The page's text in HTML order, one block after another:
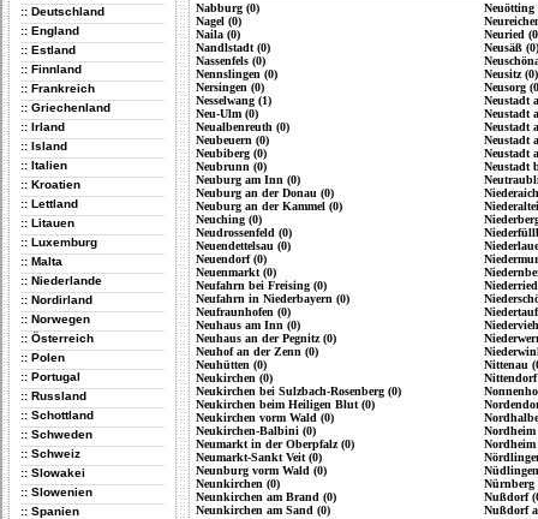
:: Deutschland
:: England
:: Estland
:: Finnland
:: Frankreich
:: Griechenland
:: Irland
:: Island
:: Italien
:: Kroatien
:: Lettland
:: Litauen
:: Luxemburg
:: Malta
:: Niederlande
:: Nordirland
:: Norwegen
:: Österreich
:: Polen
:: Portugal
:: Russland
:: Schottland
:: Schweden
:: Schweiz
:: Slowakei
:: Slowenien
:: Spanien
Nabburg (0)
Nagel (0)
Naila (0)
Nandlstadt (0)
Nassenfels (0)
Nennslingen (0)
Nersingen (0)
Nesselwang (1)
Neu-Ulm (0)
Neualbenreuth (0)
Neubeuern (0)
Neubiberg (0)
Neubrunn (0)
Neuburg am Inn (0)
Neuburg an der Donau (0)
Neuburg an der Kammel (0)
Neuching (0)
Neudrossenfeld (0)
Neuendettelsau (0)
Neuendorf (0)
Neuenmarkt (0)
Neufahrn bei Freising (0)
Neufahrn in Niederbayern (0)
Neufraunhofen (0)
Neuhaus am Inn (0)
Neuhaus an der Pegnitz (0)
Neuhof an der Zenn (0)
Neuhütten (0)
Neukirchen (0)
Neukirchen bei Sulzbach-Rosenberg (0)
Neukirchen beim Heiligen Blut (0)
Neukirchen vorm Wald (0)
Neukirchen-Balbini (0)
Neumarkt in der Oberpfalz (0)
Neumarkt-Sankt Veit (0)
Neunburg vorm Wald (0)
Neunkirchen (0)
Neunkirchen am Brand (0)
Neunkirchen am Sand (0)
Neuötting
Neuried
Neusäß (0)
Neusitz (0)
Neusorg
Neustadt
Neustadt
Neustadt
Neustadt
Neustadt
Neustadt
Nittenau
Nittendorf
Nürnberg
Nußdorf
Nußdorf